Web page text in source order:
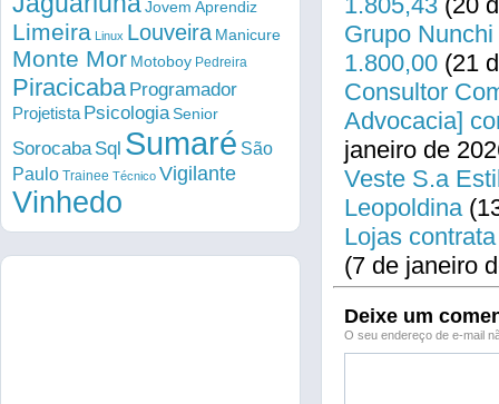
Grupo
1.800,00 (21
Consultor
Advocacia]
janeiro de
Veste S.a
Leopoldina
Lojas
(7 de janeiro
Deixe um
O seu endereço de e-mail
Jovem Aprendiz
Limeira Linux Louveira Manicure
Monte Mor Motoboy Pedreira
Piracicaba Programador
Projetista PsicologiaSenior
Sorocaba Sql Sumaré São
Paulo Trainee Técnico Vigilante
Vinhedo